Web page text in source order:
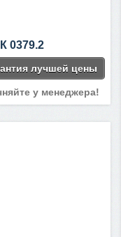
0379.2
лучшей цены
у менеджера!